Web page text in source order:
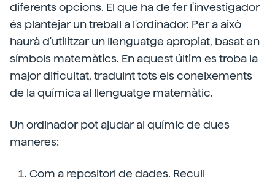
diferents opcions. El que ha de fer l'investigador
és plantejar un treball a l'ordinador. Per a això
haurà d'utilitzar un llenguatge apropiat, basat en
símbols matemàtics. En aquest últim es troba la
major dificultat, traduint tots els coneixements
de la química al llenguatge matemàtic.
Un ordinador pot ajudar al químic de dues
maneres:
Com a repositori de dades. Recull